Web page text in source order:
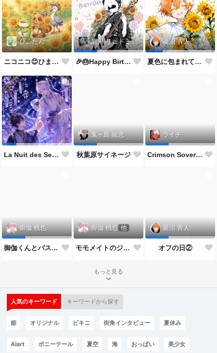
ぴこたん
ニコニコ😊ひまわり🌻
黒川 リュドミーラ
🎉🎂Happy Birthday 🎂🎉
菱沼 青人
夏色に包まれて🌻✨
La Nuit des Sept Étoiles
鬼ヶ島 綾恵
秋葉原サイネージ
ライチ
Crimson Sovereign👑
御伽 桃也
御伽くんとバスケ🏀
御伽 桃也 他
モモメイトのジューンブライド*:✨\( ॑˘ ॑◍\ 💒💍 ﾉ◍ ॑˘ ॑ )ﾉ✨:*
菱沼 青人
オフの日②
もっと見る
人気のキーワード キーワードから探す
姫 オリジナル ビキニ 街角インタビュー 夏休み
AIart ポニーテール 夏空 海 おっぱい 美少女